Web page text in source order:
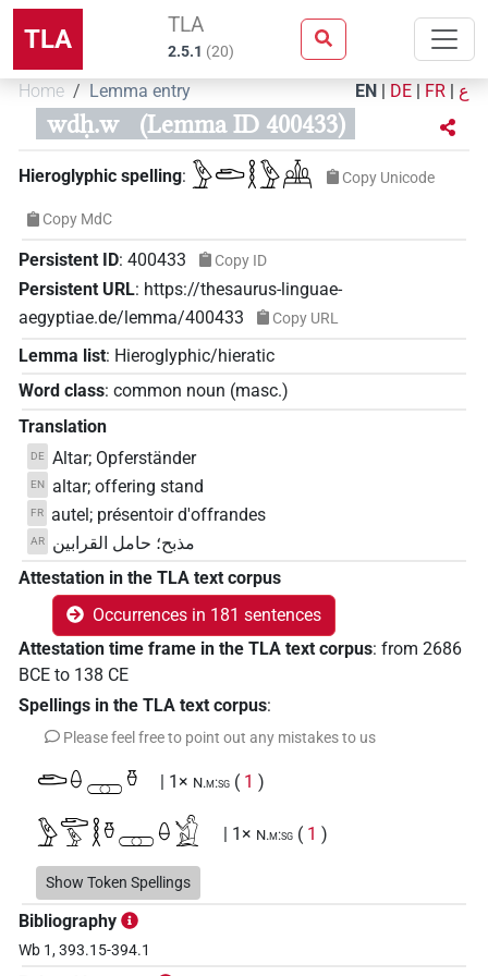
TLA TLA
2.5.1 (20)
Home Lemma entry EN | DE | FR | ع
wdḥ.w (Lemma ID 400433)
Hieroglyphic spelling: 𓅱𓂧𓎛𓅱𓊲 Copy Unicode
Copy MdC
Persistent ID: 400433 Copy ID
Persistent URL: https://thesaurus-linguae-
aegyptiae.de/lemma/400433
Copy URL
Lemma list: Hieroglyphic/hieratic
Word class: common noun (masc.)
Translation
DE Altar; Opferständer
EN altar; offering stand
FR autel; présentoir d'offrandes
AR
مذبح؛ حامل القرابين
Attestation in the TLA text corpus
Occurrences in 181 sentences
Attestation time frame in the TLA text corpus: from 2686
BCE to 138 CE
Spellings in the TLA text corpus:
Please feel free to point out any mistakes to us
𓂧𓏐𔏅𓏊 | 1× N.m:sg ( 1 )
𓅱𓂧𓅱𓎛𓏊𔏅𓏐𓒃 | 1× N.m:sg ( 1 )
𓅱𓂧𓎛𓅱 | 1× N.m(infl. unedited)
𓅱𓂧𓎛𓅱𓊯
Show Token Spellings
Bibliography
Wb 1, 393.15-394.1